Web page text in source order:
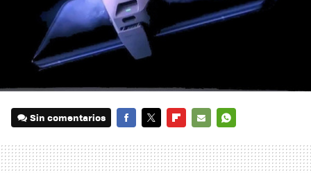
Sin comentarios
MAIL